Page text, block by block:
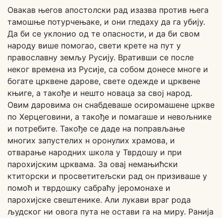
Овакав његов апостолски рад изазва против њега
тамошње потурчењаке, и они гледаху да га убију.
Да би се уклонио од те опасности, и да би свом
народу више помогао, свети крете на пут у
православну земљу Русију. Вративши се после
неког времена из Русије, са собом донесе многе и
богате црквене дарове, свете одежде и црквене
књиге, а такође и нешто новаца за свој народ.
Овим даровима он снабдеваше осиромашене цркве
по Херцеговини, а такође и помагаше и невољнике
и потребите. Такође се даде на поправљање
многих запустелих н оронулих храмова, и
отварање народних школа у Тврдошу и при
парохијским црквама. За овај немањићски
ктиторски и просветитељски рад он призиваше у
помоћ и тврдошку сабраћу јеромонахе и
парохијске свештенике. Али лукави враг рода
људског ни овога пута не остави га на миру. Ранија